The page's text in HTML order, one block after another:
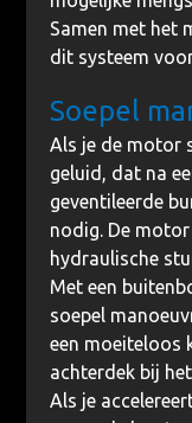
Samen met het
dit systeem
Soepel
Als je de motor
geluid, dat na
geventileerde
nodig. De
hydraulische
Met een
soepel
een moeiteloos
achterdek bij
Als je